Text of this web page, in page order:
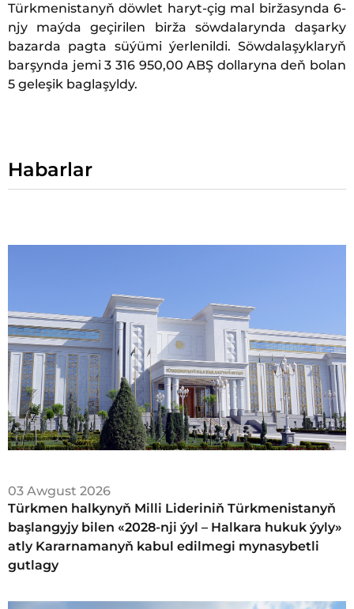
Türkmenistanyň döwlet haryt-çig mal biržasynda 6-
njy maýda geçirilen birža söwdalarynda daşarky
bazarda pagta süýümi ýerlenildi. Söwdalaşyklaryň
barşynda jemi 3 316 950,00 ABŞ dollaryna deň bolan
5 geleşik baglaşyldy.
Habarlar
03 Awgust 2026
Türkmen halkynyň Milli Lideriniň Türkmenistanyň
başlangyjy bilen «2028-nji ýyl – Halkara hukuk ýyly»
atly Kararnamanyň kabul edilmegi mynasybetli
gutlagy